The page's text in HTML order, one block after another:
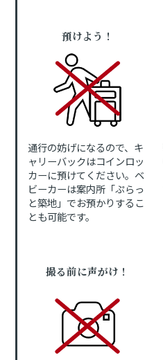
預けよう！
通行の妨げになるので、キ
ャリーバックはコインロッ
カーに預けてください。ベ
ビーカーは案内所「ぷらっ
と築地」でお預かりするこ
とも可能です。
撮る前に声がけ！